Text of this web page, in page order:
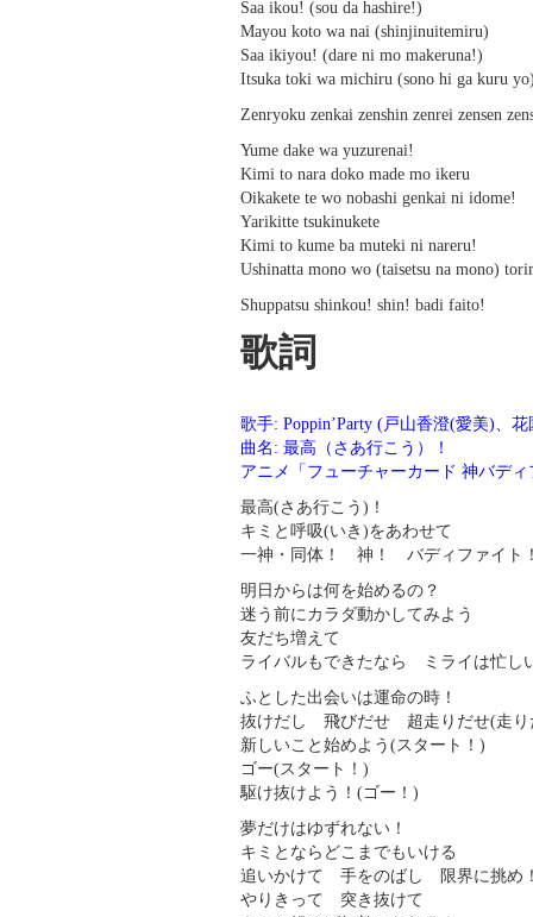
Saa ikou! (sou da hashire!)
Mayou koto wa nai (shinjinuitemiru)
Saa ikiyou! (dare ni mo makeruna!)
Itsuka toki wa michiru (sono hi ga kuru yo)
Zenryoku zenkai zenshin zenrei zensen
Yume dake wa yuzurenai!
Kimi to nara doko made mo ikeru
Oikakete te wo nobashi genkai ni idome!
Yarikitte tsukinukete
Kimi to kume ba muteki ni nareru!
Ushinatta mono wo (taisetsu na mono)
Shuppatsu shinkou! shin! badi faito!
歌詞
歌手: Poppin’Party (戸山香澄(愛美)、
曲名: 最高（さあ行こう）！
アニメ「フューチャーカード 神バデ
最高(さあ行こう)！
キミと呼吸(いき)をあわせて
一神・同体！ 神！ バディファイト！
明日からは何を始めるの？
迷う前にカラダ動かしてみよう
友だち増えて
ライバルもできたなら ミライは忙し
ふとした出会いは運命の時！
抜けだし 飛びだせ 超走りだせ(走り
新しいこと始めよう(スタート！)
ゴー(スタート！)
駆け抜けよう！(ゴー！)
夢だけはゆずれない！
キミとならどこまでもいける
追いかけて 手をのばし 限界に挑め！
やりきって 突き抜けて